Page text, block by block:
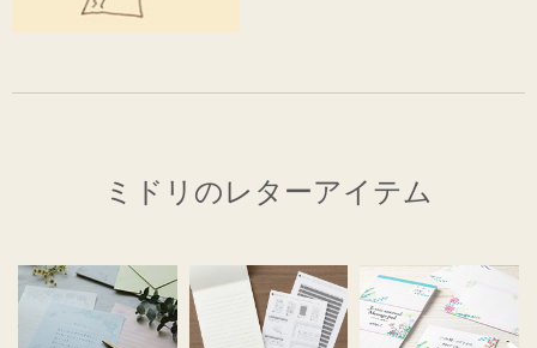
ミドリのレターアイテム